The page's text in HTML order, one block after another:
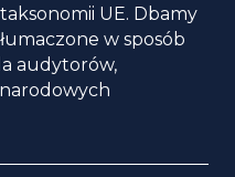
UE. Dbamy
w sposób
audytorów,